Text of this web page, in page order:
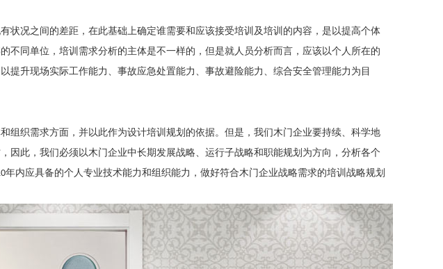
状况之间的差距，在此基础上确定谁需要和应该接受培训及培训的内容，是以提高个体
不同单位，培训需求分析的主体是不一样的，但是就人员分析而言，应该以个人所在的
提升现场实际工作能力、事故应急处置能力、事故避险能力、综合安全管理能力为目
组织需求方面，并以此作为设计培训规划的依据。但是，我们木门企业要持续、科学地
因此，我们必须以木门企业中长期发展战略、运行子战略和职能规划为方向，分析各个
年内应具备的个人专业技术能力和组织能力，做好符合木门企业战略需求的培训战略规划